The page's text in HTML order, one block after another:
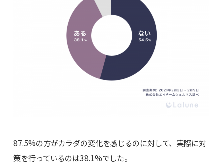
87.5%の方がカラダの変化を感じるのに対して、実際に対
策を行っているのは38.1%でした。